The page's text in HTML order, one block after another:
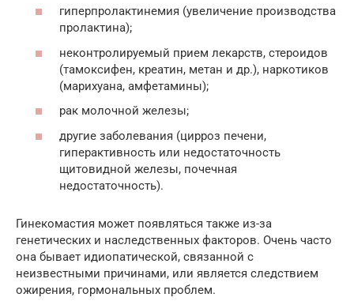
гиперпролактинемия (увеличение производства
пролактина);
неконтролируемый прием лекарств, стероидов
(тамоксифен, креатин, метан и др.), наркотиков
(марихуана, амфетамины);
рак молочной железы;
другие заболевания (цирроз печени,
гиперактивность или недостаточность
щитовидной железы, почечная
недостаточность).
Гинекомастия может появляться также из-за
генетических и наследственных факторов. Очень часто
она бывает идиопатической, связанной с
неизвестными причинами, или является следствием
ожирения, гормональных проблем.